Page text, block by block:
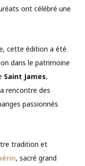
ont célébré une
cette édition a été
dans le patrimoine
Saint James,
rencontre des
passionnés
tradition et
, sacré grand